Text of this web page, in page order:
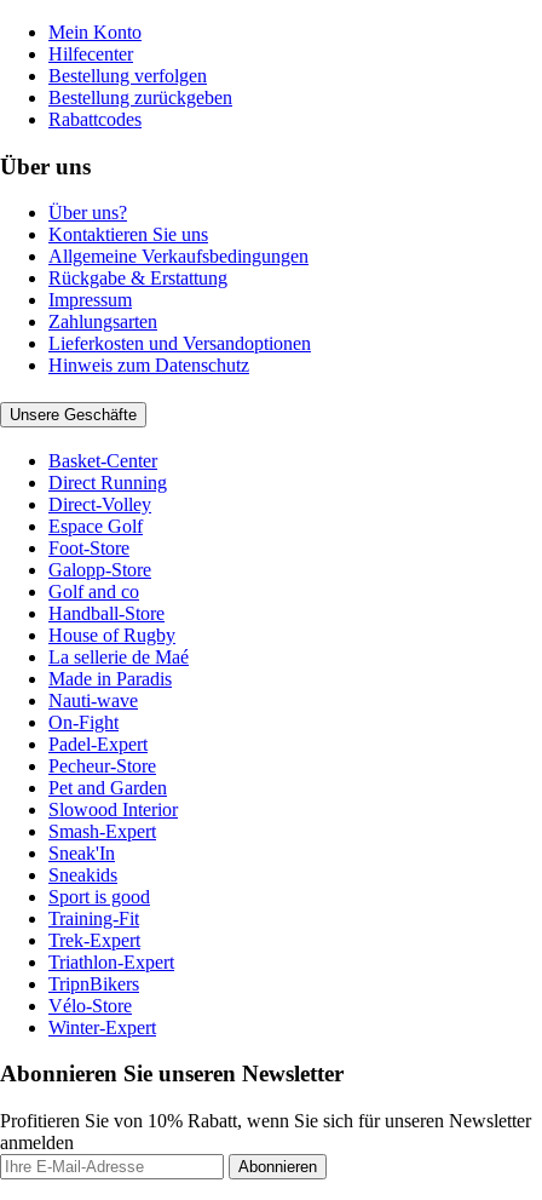
Mein Konto
Hilfecenter
Bestellung verfolgen
Bestellung zurückgeben
Rabattcodes
Über uns
Über uns?
Kontaktieren Sie uns
Allgemeine Verkaufsbedingungen
Rückgabe & Erstattung
Impressum
Zahlungsarten
Lieferkosten und Versandoptionen
Hinweis zum Datenschutz
Unsere Geschäfte
Basket-Center
Direct Running
Direct-Volley
Espace Golf
Foot-Store
Galopp-Store
Golf and co
Handball-Store
House of Rugby
La sellerie de Maé
Made in Paradis
Nauti-wave
On-Fight
Padel-Expert
Pecheur-Store
Pet and Garden
Slowood Interior
Smash-Expert
Sneak'In
Sneakids
Sport is good
Training-Fit
Trek-Expert
Triathlon-Expert
TripnBikers
Vélo-Store
Winter-Expert
Abonnieren Sie unseren Newsletter
Profitieren Sie von 10% Rabatt, wenn Sie sich für unseren Newsletter
anmelden
Abonnieren